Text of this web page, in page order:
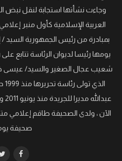
وجاءت نشأتها استجابة لنقل نبض
العربية الإسلامية كأول منبر
بمبادرة من رئيس الجمهورية السيد
يومها رئيسا لديوان الرئاسة تتابع
شعيب عجال الصغير والسيد/ عيسى
الآن ، ولدى الصحيفة طاقم
صحيفة